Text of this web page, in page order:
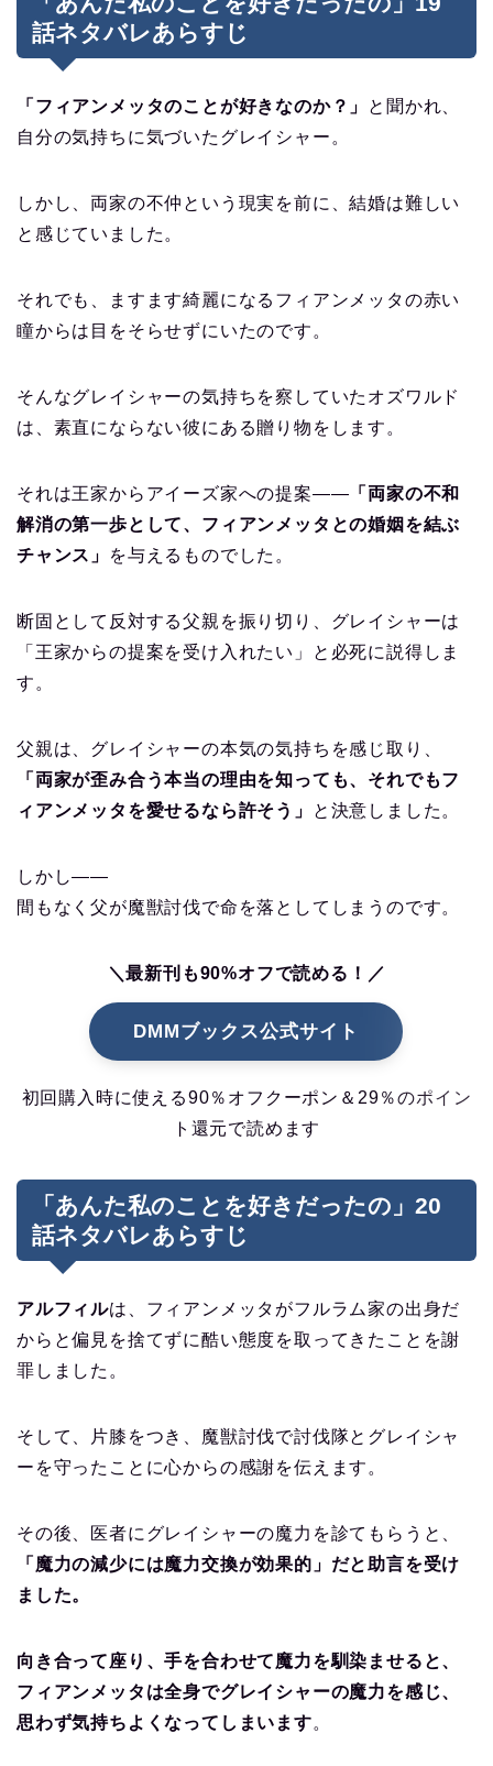
話ネタバレあらすじ
「フィアンメッタのことが好きなのか？」
と聞かれ、
自分の気持ちに気づいたグレイシャー。
しかし、両家の不仲という現実を前に、結婚は難しい
と感じていました。
それでも、ますます綺麗になるフィアンメッタの赤い
瞳からは目をそらせずにいたのです。
そんなグレイシャーの気持ちを察していたオズワルド
は、素直にならない彼にある贈り物をします。
それは王家からアイーズ家への提案―― 「両家の不和
解消の第一歩として、フィアンメッタとの婚姻を結ぶ
チャンス」
を与えるものでした。
断固として反対する父親を振り切り、グレイシャーは
「王家からの提案を受け入れたい」と必死に説得しま
す。
父親は、グレイシャーの本気の気持ちを感じ取り、
「両家が歪み合う本当の理由を知っても、それでもフ
ィアンメッタを愛せるなら許そう」
と決意しました。
しかし――
間もなく父が魔獣討伐で命を落としてしまうのです。
＼最新刊も90%オフで読める！／
DMMブックス公式サイト
初回購入時に使える90％オフクーポン＆29％のポイン
ト還元で読めます
「あんた私のことを好きだったの」20
話ネタバレあらすじ
アルフィルは、フィアンメッタがフルラム家の出身だ
からと偏見を捨てずに酷い態度を取ってきたことを謝
罪しました。
そして、片膝をつき、魔獣討伐で討伐隊とグレイシャ
ーを守ったことに心からの感謝を伝えます。
その後、医者にグレイシャーの魔力を診てもらうと、
「魔力の減少には魔力交換が効果的」だと助言を受け
ました。
向き合って座り、手を合わせて魔力を馴染ませると、
フィアンメッタは全身でグレイシャーの魔力を感じ、
思わず気持ちよくなってしまいます。